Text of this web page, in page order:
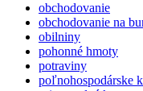
obchodovanie
obchodovanie na
obilniny
pohonné hmoty
potraviny
poľnohospodárske